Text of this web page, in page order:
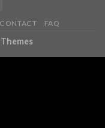
CONTACT FAQ